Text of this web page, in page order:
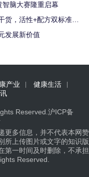
脑大赛隆重启幕
货，活性+配方双标准筛
发展新价值
产业
健康生活
Reserved.沪ICP备
更多信息，并不代表本网赞
所上传图片或文字的知识版
第一时间及时删除，不承担
Reserved.